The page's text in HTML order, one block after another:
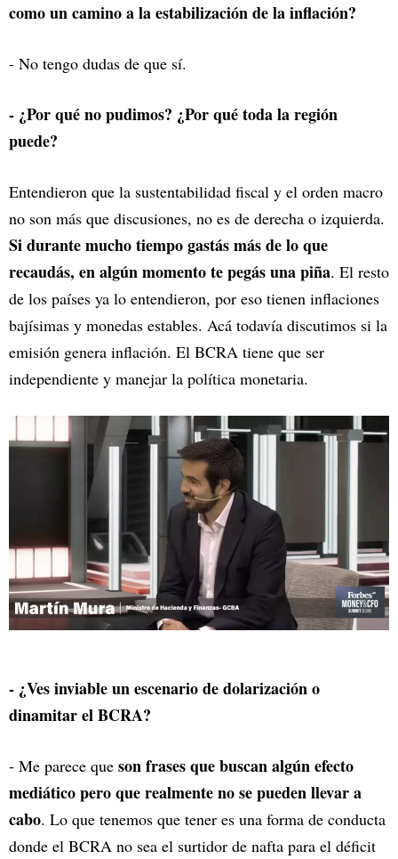
como un camino a la estabilización de la inflación?
- No tengo dudas de que sí.
- ¿Por qué no pudimos? ¿Por qué toda la región
puede?
Entendieron que la sustentabilidad fiscal y el orden macro
no son más que discusiones, no es de derecha o izquierda.
Si durante mucho tiempo gastás más de lo que
recaudás, en algún momento te pegás una piña. El resto
de los países ya lo entendieron, por eso tienen inflaciones
bajísimas y monedas estables. Acá todavía discutimos si la
emisión genera inflación. El BCRA tiene que ser
independiente y manejar la política monetaria.
- ¿Ves inviable un escenario de dolarización o
dinamitar el BCRA?
- Me parece que son frases que buscan algún efecto
mediático pero que realmente no se pueden llevar a
cabo. Lo que tenemos que tener es una forma de conducta
donde el BCRA no sea el surtidor de nafta para el déficit